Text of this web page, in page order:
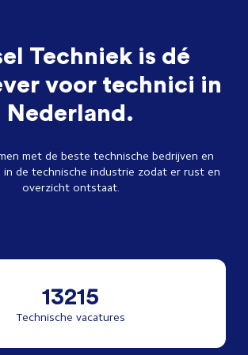
Techniek is dé
voor technici in
Nederland.
met de beste technische bedrijven en
in de technische industrie zodat er rust en
overzicht ontstaat.
13215
Technische vacatures